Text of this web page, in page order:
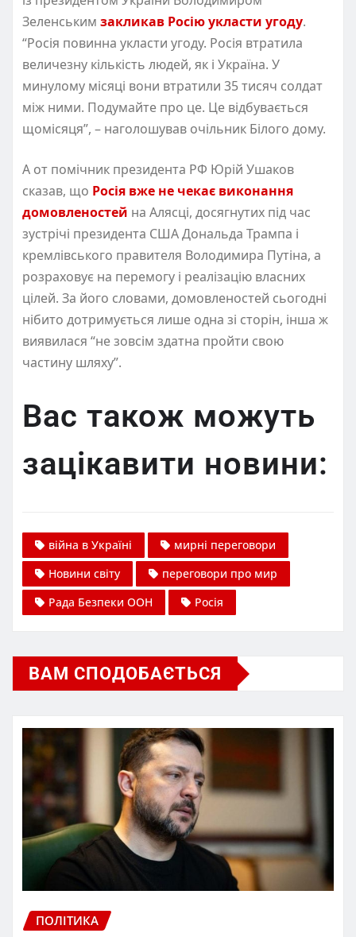
Зеленським закликав Росію укласти угоду.
“Росія повинна укласти угоду. Росія втратила
величезну кількість людей, як і Україна. У
минулому місяці вони втратили 35 тисяч солдат
між ними. Подумайте про це. Це відбувається
щомісяця”, – наголошував очільник Білого дому.
А от помічник президента РФ Юрій Ушаков
сказав, що Росія вже не чекає виконання
домовленостей на Алясці, досягнутих під час
зустрічі президента США Дональда Трампа і
кремлівського правителя Володимира Путіна, а
розраховує на перемогу і реалізацію власних
цілей. За його словами, домовленостей сьогодні
нібито дотримується лише одна зі сторін, інша ж
виявилася “не зовсім здатна пройти свою
частину шляху”.
Вас також можуть
зацікавити новини:
війна в Україні
мирні переговори
Новини світу
переговори про мир
Рада Безпеки ООН
Росія
ВАМ СПОДОБАЄТЬСЯ
ПОЛІТИКА